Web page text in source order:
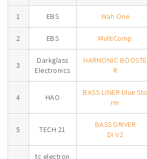
1 EBS Wah One
2 EBS MultiComp
3
Darkglass
Electronics
HARMONIC BOOSTE
R
4 HAO
BASS LINER blue Sto
rm
5 TECH 21
BASS DRIVER
DI V2
tc electron